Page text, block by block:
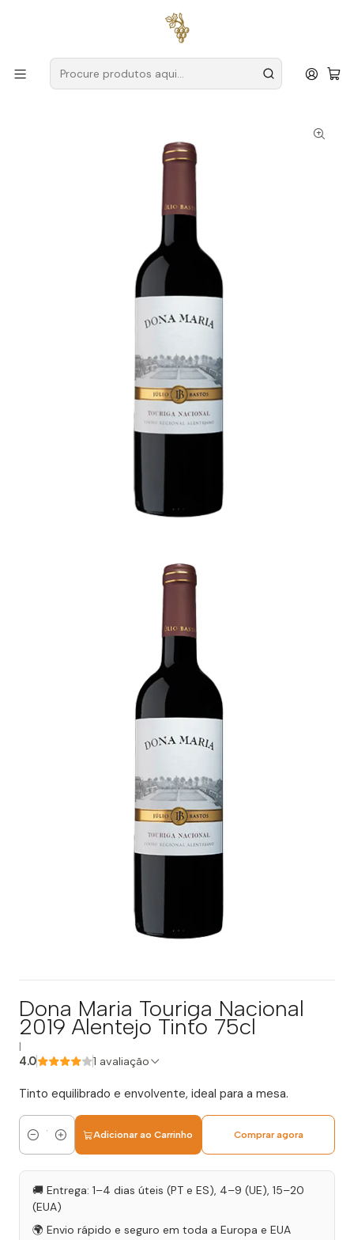
para encomendas a partir de
Produtores Alentejo
Dona Maria
Dona Maria Touriga Nacional 2019 Alentejo Tinto 75cl
Dona Maria Touriga Nacional
2019 Alentejo Tinto 75cl
4.0 1 avaliação
Tinto equilibrado e envolvente, ideal para a mesa.
Quantidade
Adicionar ao Carrinho Comprar agora
🚚 Entrega: 1–4 dias úteis (PT e ES), 4–9 (UE), 15–20
(EUA)
🌍 Envio rápido e seguro em toda a Europa e EUA